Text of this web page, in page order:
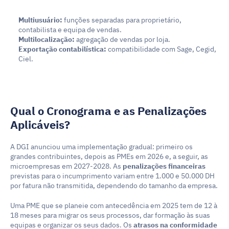
Multiusuário: funções separadas para proprietário,
contabilista e equipa de vendas.
Multilocalização: agregação de vendas por loja.
Exportação contabilística: compatibilidade com Sage, Cegid,
Ciel.
Qual o Cronograma e as Penalizações
Aplicáveis?
A DGI anunciou uma implementação gradual: primeiro os
grandes contribuintes, depois as PMEs em 2026 e, a seguir, as
microempresas em 2027-2028. As penalizações financeiras
previstas para o incumprimento variam entre 1.000 e 50.000 DH
por fatura não transmitida, dependendo do tamanho da empresa.
Uma PME que se planeie com antecedência em 2025 tem de 12 à
18 meses para migrar os seus processos, dar formação às suas
equipas e organizar os seus dados. Os atrasos na conformidade